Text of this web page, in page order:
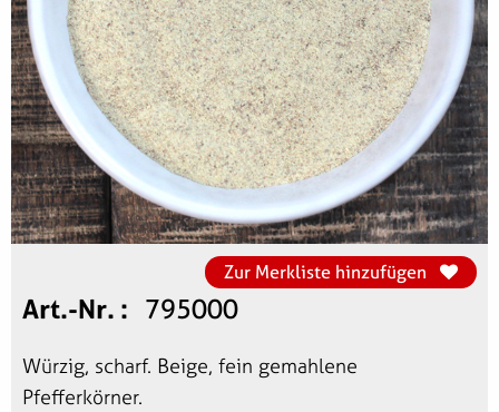
Art.-Nr. 795000
Zur Merkliste hinzufügen
Würzig, scharf. Beige, fein gemahlene
Pfefferkörner.